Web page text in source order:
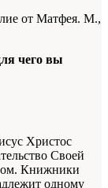
от Матфея. М.,
чего вы
Христос
Своей
Книжники
одному